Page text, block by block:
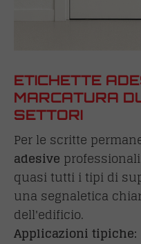
ETICHETTE
MARCATURA
SETTORI
Per le scritte
adesive
quasi tutti i tipi di
una segnaletica
dell'edificio.
Applicazioni tipiche: